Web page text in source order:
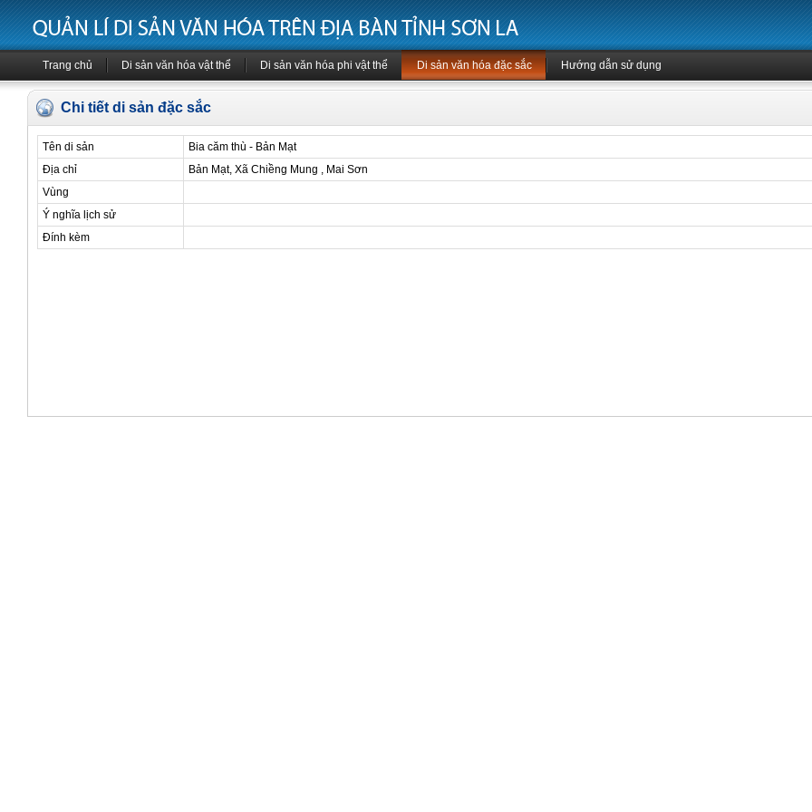
Trang chủ Di sản văn hóa vật thể Di sản văn hóa phi vật thể Di sản văn hóa đặc sắc Hướng dẫn sử dụng
Chi tiết di sản đặc sắc
Tên di sản
Bia căm thù - Bản Mạt
Địa chỉ
Bản Mạt, Xã Chiềng Mung , Mai Sơn
Vùng
Ý nghĩa lịch sử
Đính kèm